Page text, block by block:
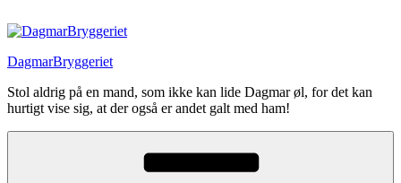
til
DagmarBryggeriet
Stol aldrig på en mand, som ikke kan lide Dagmar øl, for det kan
hurtigt vise sig, at der også er andet galt med ham!